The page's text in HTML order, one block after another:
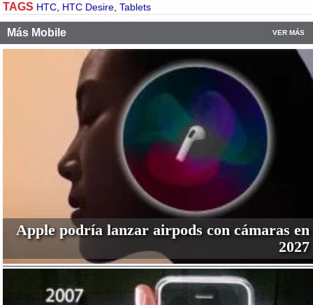
TAGS HTC, HTC Desire, Tablets
Más Mobile VER MÁS
Apple podría lanzar airpods con cámaras en
2027